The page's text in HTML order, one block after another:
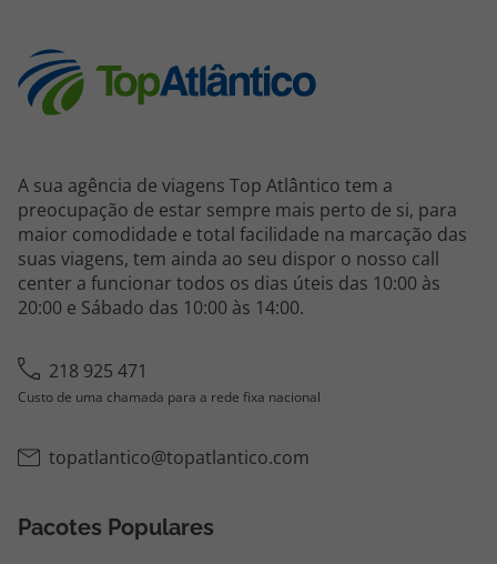
A sua agência de viagens Top Atlântico tem a
preocupação de estar sempre mais perto de si, para
maior comodidade e total facilidade na marcação das
suas viagens, tem ainda ao seu dispor o nosso call
center a funcionar todos os dias úteis das 10:00 às
20:00 e Sábado das 10:00 às 14:00.
218 925 471
Custo de uma chamada para a rede fixa nacional
topatlantico@topatlantico.com
Pacotes Populares